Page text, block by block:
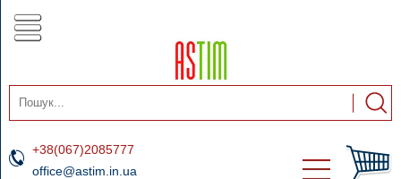
+38(067)2085777
office@astim.in.ua